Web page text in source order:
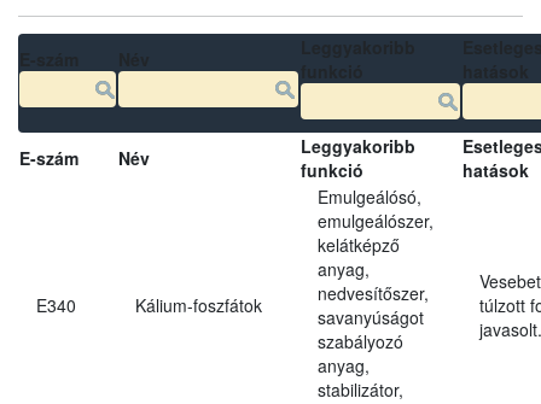
E-szám Név
Leggyakoribb
funkció
hatások
E340 Kálium-foszfátok
Emulgeálósó,
emulgeálószer,
kelátképző
anyag,
nedvesítőszer,
savanyúságot
szabályozó
anyag,
stabilizátor,
túlzott
javasolt.